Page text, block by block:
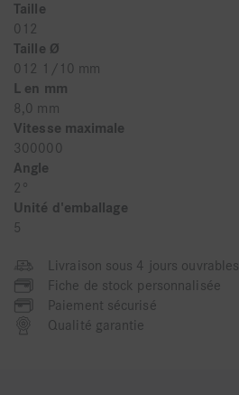
Taille
012
Taille Ø
012 1/10 mm
L en mm
8,0 mm
Vitesse maximale
300000
Angle
2°
Unité d'emballage
5
Livraison sous 4 jours ouvrables
Fiche de stock personnalisée
Paiement sécurisé
Qualité garantie